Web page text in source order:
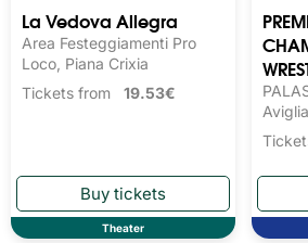
La Vedova Allegra
Area Festeggiamenti Pro
Loco, Piana Crixia
Tickets from 19.53€
Theater